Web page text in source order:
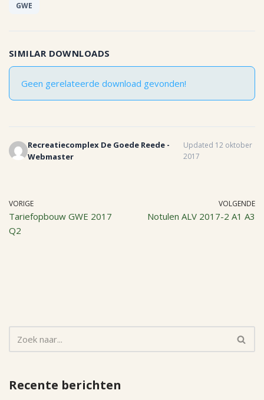
GWE
SIMILAR DOWNLOADS
Geen gerelateerde download gevonden!
Recreatiecomplex De Goede Reede -
Webmaster
Updated 12 oktober
2017
VORIGE
Tariefopbouw GWE 2017
Q2
VOLGENDE
Notulen ALV 2017-2 A1 A3
Recente berichten